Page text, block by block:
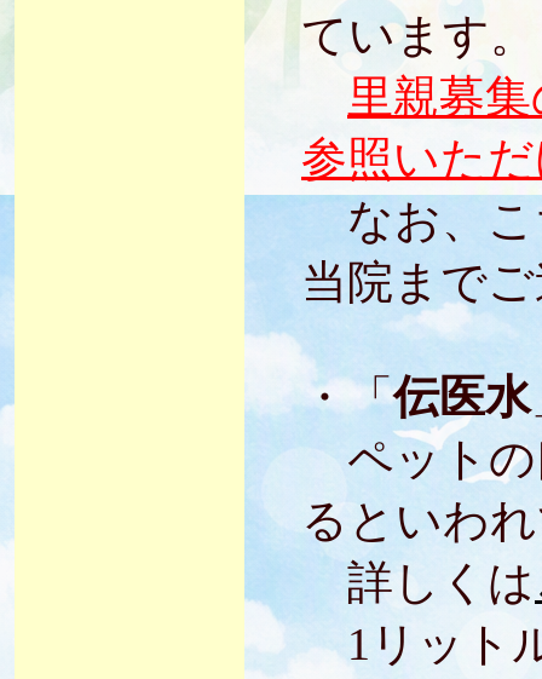
ています。
里親募
参照いた
なお、こ
当院まで
・「伝医水
ペットの
るといわ
詳しくは
1リットル